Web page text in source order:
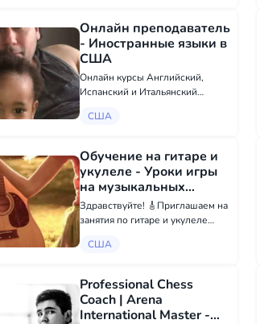
нуля».Возраст от 6
лет.Количество мест
ограничено. У меня поют ВСЕ)....
Онлайн преподаватель
- Иностранные языки в
США
Онлайн курсы Английский,
Испанский и Итальянский
для тех кто хочет учить язык для
США
Обучение на гитаре и
укулеле - Уроки игры
на музыкальных
инструментах в США
Здравствуйте! 🎸Приглашаем на
занятия по гитаре и укулеле
заниматься изучая ноты и
мастерство, а можно научиться
играть без нот и исполнять и
петь люб...
США
Professional Chess
Coach | Arena
International Master -